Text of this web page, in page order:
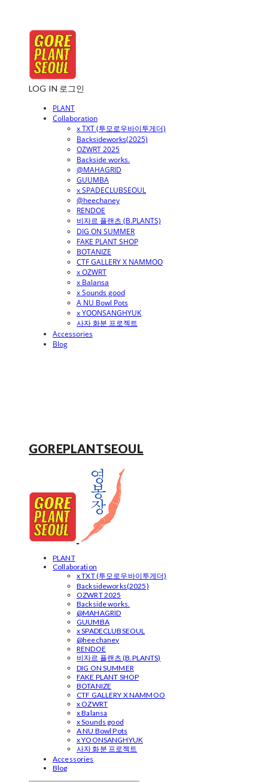
LOG IN 로그인
PLANT
Collaboration
x TXT (투모로우바이투게더)
Backsideworks(2025)
OZWRT 2025
Backside works.
@MAHAGRID
GUUMBA
x SPADECLUBSEOUL
@heechaney
RENDOE
비자르 플랜츠 (B.PLANTS)
DIG ON SUMMER
FAKE PLANT SHOP
BOTANIZE
CTF GALLERY X NAMMOO
x OZWRT
x Balansa
x Sounds good
A NU Bowl Pots
x YOONSANGHYUK
사자 화분 프로젝트
Accessories
Blog
GOREPLANTSEOUL
PLANT
Collaboration
x TXT (투모로우바이투게더)
Backsideworks(2025)
OZWRT 2025
Backside works.
@MAHAGRID
GUUMBA
x SPADECLUBSEOUL
@heechaney
RENDOE
비자르 플랜츠 (B.PLANTS)
DIG ON SUMMER
FAKE PLANT SHOP
BOTANIZE
CTF GALLERY X NAMMOO
x OZWRT
x Balansa
x Sounds good
A NU Bowl Pots
x YOONSANGHYUK
사자 화분 프로젝트
Accessories
Blog